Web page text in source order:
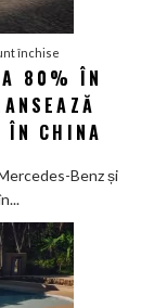
închise
Reîncărcare
de
la
la
doar
12
minute:
80% ÎN
ÎN CHINA
Benz și